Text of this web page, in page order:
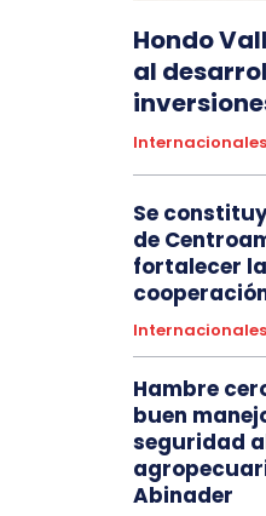
Hondo
al
Internacionales
Se
de
fortalecer
Internacionales
Hambre
buen
seguridad
Abinader